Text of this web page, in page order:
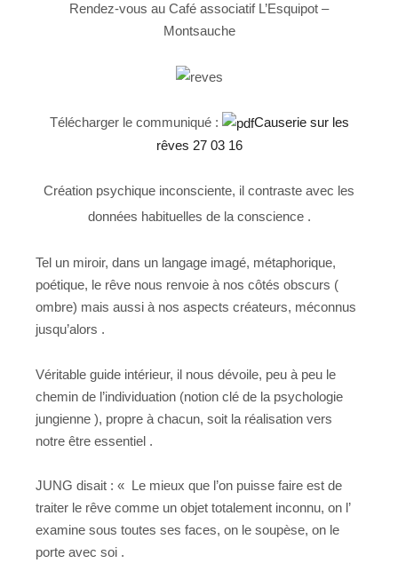
Rendez-vous au Café associatif L’Esquipot –
Montsauche
Télécharger le communiqué :
Causerie sur les
rêves 27 03 16
Création psychique inconsciente, il contraste avec les
données habituelles de la conscience .
Tel un miroir, dans un langage imagé, métaphorique,
poétique, le rêve nous renvoie à nos côtés obscurs (
ombre) mais aussi à nos aspects créateurs, méconnus
jusqu’alors .
Véritable guide intérieur, il nous dévoile, peu à peu le
chemin de l’individuation (notion clé de la psychologie
jungienne ), propre à chacun, soit la réalisation vers
notre être essentiel .
JUNG disait : « Le mieux que l’on puisse faire est de
traiter le rêve comme un objet totalement inconnu, on l’
examine sous toutes ses faces, on le soupèse, on le
porte avec soi .